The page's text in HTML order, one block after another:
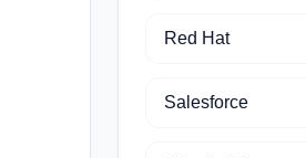
Red Hat
Salesforce